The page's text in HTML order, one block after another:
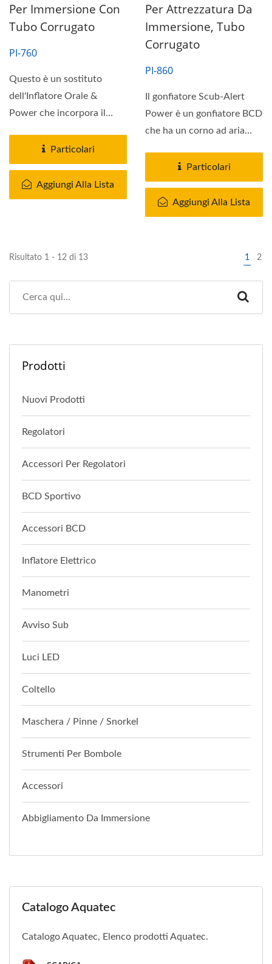
Per Immersione Con
Tubo Corrugato
PI-760
Questo è un sostituto
dell'Inflatore Orale &
Power che incorpora il
standard...Particolari
Aggiungi Alla Lista
Per Attrezzatura Da
Immersione, Tubo
Corrugato
PI-860
Il gonfiatore Scub-Alert
Power è un gonfiatore BCD
che ha un corno ad aria
Particolari
Aggiungi Alla Lista
Risultato 1 - 12 di 13 1 2
Prodotti
Nuovi Prodotti
Regolatori
Accessori Per Regolatori
BCD Sportivo
Accessori BCD
Inflatore Elettrico
Manometri
Avviso Sub
Luci LED
Coltello
Maschera / Pinne / Snorkel
Strumenti Per Bombole
Accessori
Abbigliamento Da Immersione
Catalogo Aquatec
Catalogo Aquatec, Elenco prodotti Aquatec.